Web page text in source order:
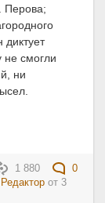
Перова;
диктует
не смогли
ни
1 880
0
Редактор от 3